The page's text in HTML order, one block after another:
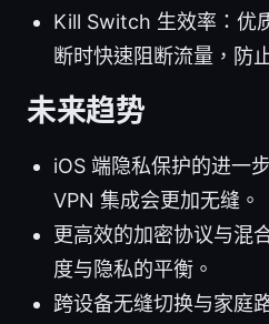
Kill Switch 生效率：优
断时快速阻断流量，防
未来趋势
iOS 端隐私保护的进一
VPN 集成会更加无缝。
更高效的加密协议与混
度与隐私的平衡。
跨设备无缝切换与家庭